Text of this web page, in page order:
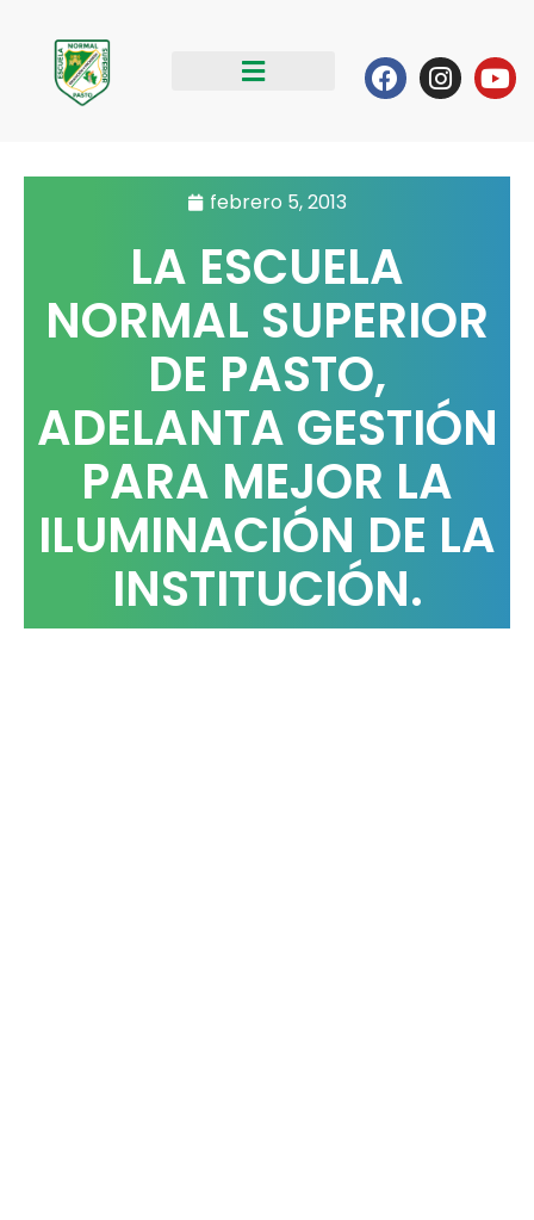
contenido
Facebook
febrero 5, 2013
LA ESCUELA
NORMAL SUPERIOR
DE PASTO,
ADELANTA GESTIÓN
PARA MEJOR LA
ILUMINACIÓN DE LA
INSTITUCIÓN.